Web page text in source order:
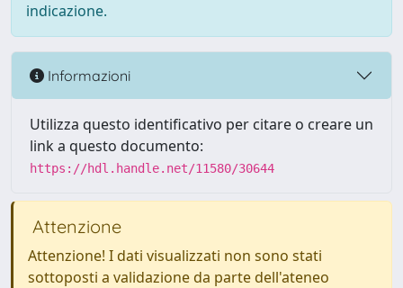
indicazione.
Informazioni
Utilizza questo identificativo per citare o creare un
link a questo documento:
https://hdl.handle.net/11580/30644
Attenzione
Attenzione! I dati visualizzati non sono stati
sottoposti a validazione da parte dell'ateneo